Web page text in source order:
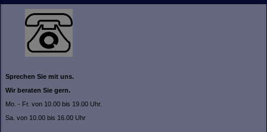
Sprechen Sie mit uns.
Wir beraten Sie gern.
Mo. - Fr. von 10.00 bis 19.00 Uhr.
Sa. von 10.00 bis 16.00 Uhr